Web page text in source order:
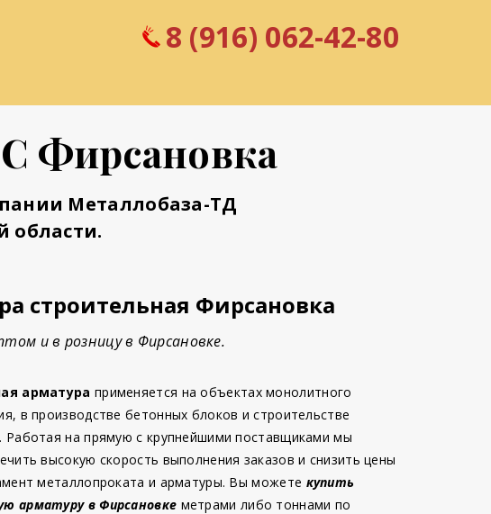
8 (916) 062-42-80
Фирсановка
Металлобаза-ТД
области.
строительная Фирсановка
и в розницу в Фирсановке.
арматура применяется на объектах монолитного
в производстве бетонных блоков и строительстве
Работая на прямую с крупнейшими поставщиками мы
высокую скорость выполнения заказов и снизить цены
металлопроката и арматуры. Вы можете купить
арматуру в Фирсановке метрами либо тоннами по